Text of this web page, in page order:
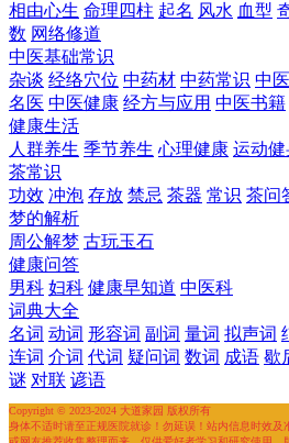
相由心生 命理四柱 起名 风水 血型
数 网络修道
中医基础常识
杂谈 经络穴位 中药材 中药常识 中
名医 中医健康 经方与应用 中医书籍
健康生活
人群养生 季节养生 心理健康 运动健
茶常识
功效 冲泡 存放 禁忌 茶器 常识 茶问
梦的解析
周公解梦 古玩玉石
健康问答
男科 妇科 健康早知道 中医科
词典大全
名词 动词 形容词 副词 量词 拟声词
连词 介词 代词 疑问词 数词 成语 歇
谜 对联 谚语
Copyright © 2023-2024 大道家园 版权所有
身体不适时请至正规医院就诊！勿延误！站内信息时效